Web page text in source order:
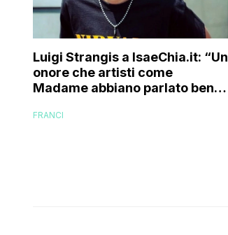
Luigi Strangis a IsaeChia.it: “Un
onore che artisti come
Madame abbiano parlato bene
collaborazioni vorrei
FRANCI